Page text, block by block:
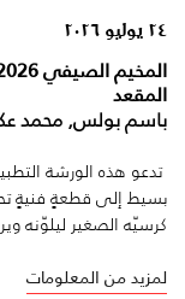
٢٤ يوليو ٢٠٢٦
المقعد
باسم بولس, محمد
تدعو هذه الورشة
بسيط إلى قطعةٍ
كرسيّه الصغير ليلوّنه
لمزيد من المعلومات